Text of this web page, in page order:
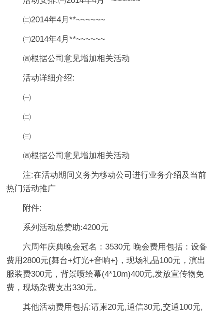
㈡2014年4月**~~~~~~
㈢2014年4月**~~~~~~
㈣根据公司意见增加相关活动
活动详细介绍:
㈠
㈡
㈢
㈣根据公司意见增加相关活动
注:在活动期间义务为移动公司进行业务介绍及当前
热门活动推广
附件:
系列活动总赞助:4200元
六周年庆典晚会冠名：3530元 晚会费用包括：设备
费用2800元{舞台+灯光+音响+}，现场礼品100元，演出
服装费300元，背景喷绘幕(4*10m)400元,发放宣传物免
费，现场杂费支出330元。
其他活动费用包括:请柬20元,通信30元,交通100元,